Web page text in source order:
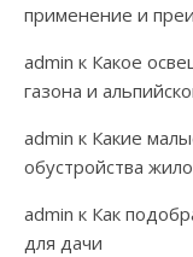
применение и
admin к Какое
газона и
admin к Какие
обустройства
admin к Как
для дачи